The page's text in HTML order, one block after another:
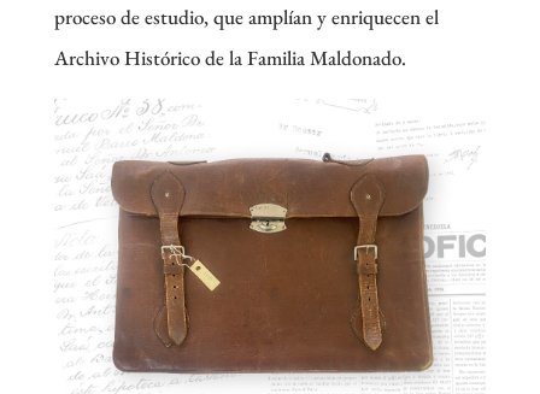
proceso de estudio, que amplían y enriquecen el
Archivo Histórico de la Familia Maldonado.